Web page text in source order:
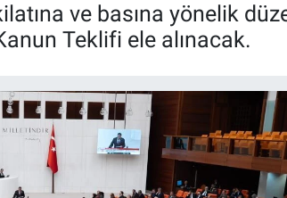
ve basına yönelik
Teklifi ele alınacak.